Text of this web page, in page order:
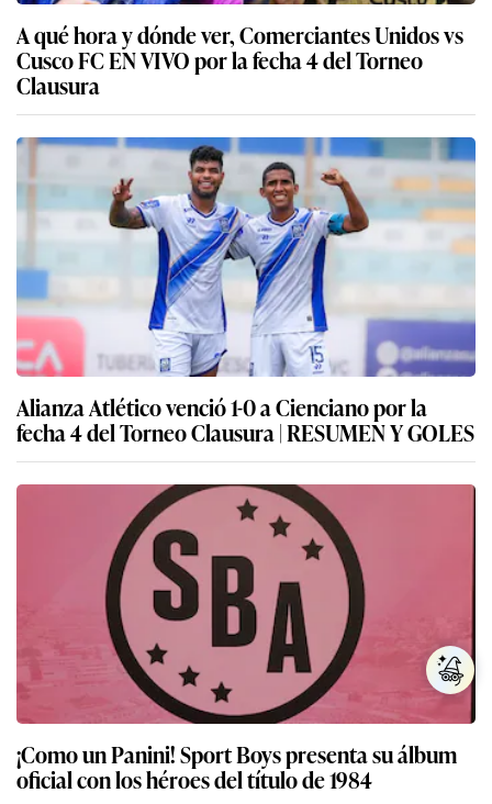
A qué hora y dónde ver, Comerciantes Unidos vs
Cusco FC EN VIVO por la fecha 4 del Torneo
Clausura
Alianza Atlético venció 1-0 a Cienciano por la
fecha 4 del Torneo Clausura | RESUMEN Y GOLES
¡Como un Panini! Sport Boys presenta su álbum
oficial con los héroes del título de 1984